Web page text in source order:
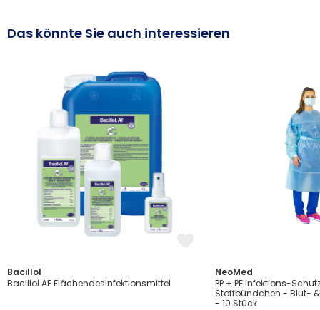
Das könnte Sie auch interessieren
Bacillol
Bacillol AF Flächendesinfektionsmittel
NeoMed
PP + PE Infektions-
Stoffbündchen - Blut- &
- 10 Stück